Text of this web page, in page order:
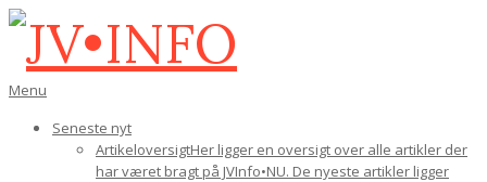
Gå
indhold
JV•INFO
Den
navigations-
Menu
Seneste nyt
ArtikeloversigtHer ligger en oversigt over alle artikler der
har været bragt på JVInfo•NU. De nyeste artikler ligger